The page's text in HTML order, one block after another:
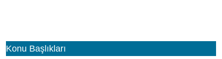
Konu Başlıkları